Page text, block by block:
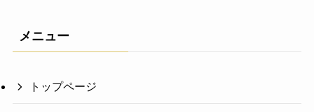
メニュー
トップページ